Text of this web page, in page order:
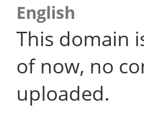
English
This domain
of now, no
uploaded.